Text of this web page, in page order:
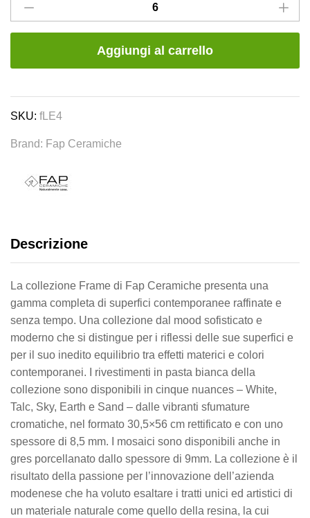
Frame
–
Fap
quantity
Aggiungi al carrello
SKU: fLE4
Brand: Fap Ceramiche
Descrizione
La collezione Frame di Fap Ceramiche presenta una
gamma completa di superfici contemporanee raffinate e
senza tempo. Una collezione dal mood sofisticato e
moderno che si distingue per i riflessi delle sue superfici e
per il suo inedito equilibrio tra effetti materici e colori
contemporanei. I rivestimenti in pasta bianca della
collezione sono disponibili in cinque nuances – White,
Talc, Sky, Earth e Sand – dalle vibranti sfumature
cromatiche, nel formato 30,5×56 cm rettificato e con uno
spessore di 8,5 mm. I mosaici sono disponibili anche in
gres porcellanato dallo spessore di 9mm. La collezione è il
risultato della passione per l’innovazione dell’azienda
modenese che ha voluto esaltare i tratti unici ed artistici di
un materiale naturale come quello della resina, la cui